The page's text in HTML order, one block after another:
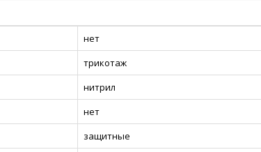
нет
трикотаж
нитрил
нет
защитные